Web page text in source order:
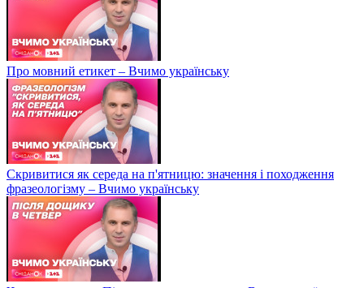
Про мовний етикет – Вчимо українську
Скривитися як середа на п'ятницю: значення і походження
фразеологізму – Вчимо українську